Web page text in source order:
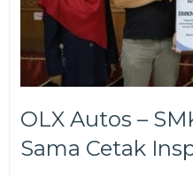
OLX Autos –
Sama Cetak